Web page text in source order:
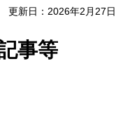
更新日：2026年2月27日
事等